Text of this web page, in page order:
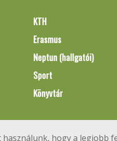
hogy a legjobb
KTH
Erasmus
Neptun (hallgatói)
Sport
Könyvtár